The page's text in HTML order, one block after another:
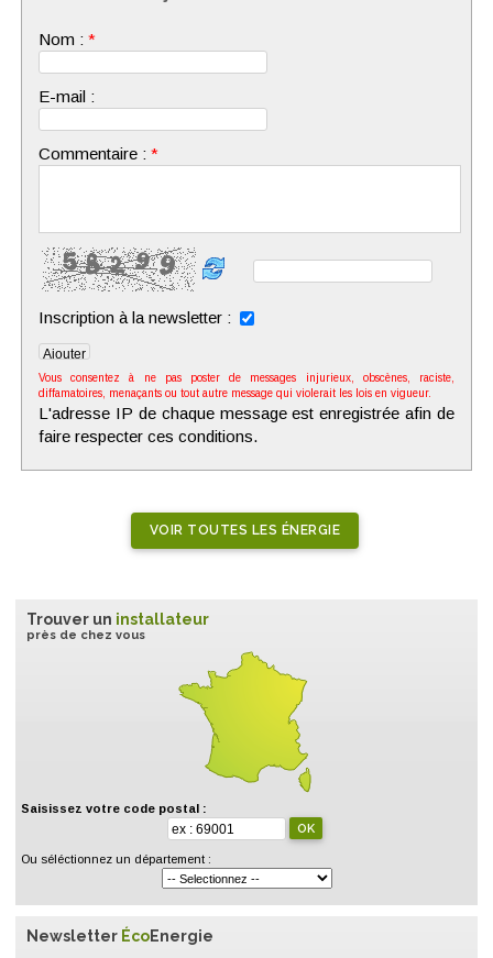
Nom : *
E-mail :
Commentaire : *
Inscription à la newsletter :
Vous consentez à ne pas poster de messages injurieux, obscènes, raciste,
diffamatoires, menaçants ou tout autre message qui violerait les lois en vigueur.
L'adresse IP de chaque message est enregistrée afin de
faire respecter ces conditions.
VOIR TOUTES LES ÉNERGIE
Trouver un installateur
près de chez vous
Saisissez votre code postal :
Ou séléctionnez un département :
Newsletter ÉcoEnergie